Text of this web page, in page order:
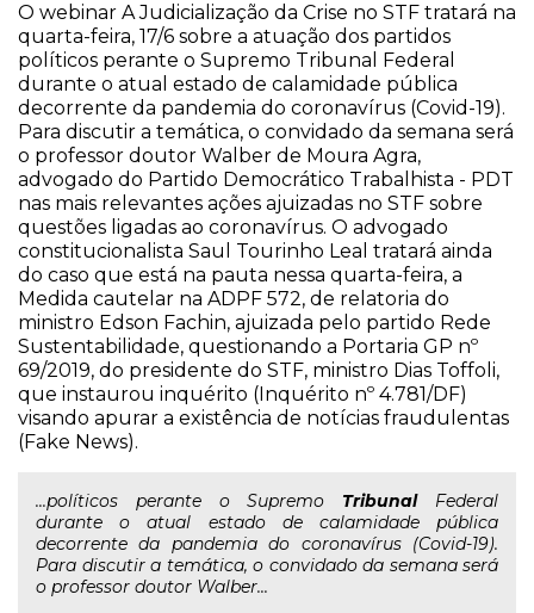
O webinar A Judicialização da Crise no STF tratará na
quarta-feira, 17/6 sobre a atuação dos partidos
políticos perante o Supremo Tribunal Federal
durante o atual estado de calamidade pública
decorrente da pandemia do coronavírus (Covid-19).
Para discutir a temática, o convidado da semana será
o professor doutor Walber de Moura Agra,
advogado do Partido Democrático Trabalhista - PDT
nas mais relevantes ações ajuizadas no STF sobre
questões ligadas ao coronavírus. O advogado
constitucionalista Saul Tourinho Leal tratará ainda
do caso que está na pauta nessa quarta-feira, a
Medida cautelar na ADPF 572, de relatoria do
ministro Edson Fachin, ajuizada pelo partido Rede
Sustentabilidade, questionando a Portaria GP nº
69/2019, do presidente do STF, ministro Dias Toffoli,
que instaurou inquérito (Inquérito nº 4.781/DF)
visando apurar a existência de notícias fraudulentas
(Fake News).
...políticos perante o Supremo TribunalFederal
durante o atual estado de calamidade pública
decorrente da pandemia do coronavírus (Covid-19).
Para discutir a temática, o convidado da semana será
o professor doutor Walber...